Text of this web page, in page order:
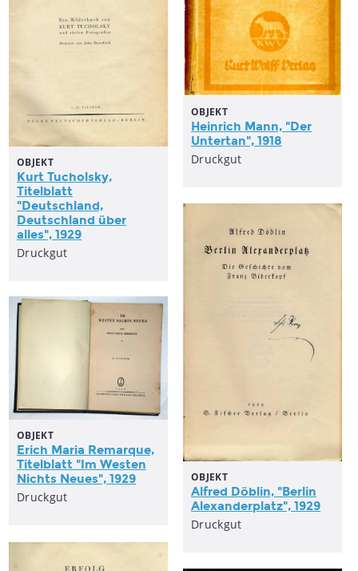
OBJEKT
Heinrich Mann, "Der
Untertan", 1918
Druckgut
OBJEKT
Kurt Tucholsky,
Titelblatt
"Deutschland,
Deutschland über
alles", 1929
Druckgut
OBJEKT
Alfred Döblin, "Berlin
Alexanderplatz", 1929
Druckgut
OBJEKT
Erich Maria Remarque,
Titelblatt "Im Westen
Nichts Neues", 1929
Druckgut